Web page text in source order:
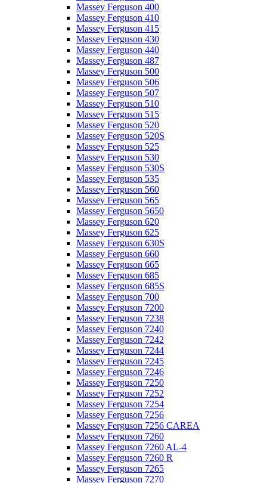
Massey Ferguson 400
Massey Ferguson 410
Massey Ferguson 415
Massey Ferguson 430
Massey Ferguson 440
Massey Ferguson 487
Massey Ferguson 500
Massey Ferguson 506
Massey Ferguson 507
Massey Ferguson 510
Massey Ferguson 515
Massey Ferguson 520
Massey Ferguson 520S
Massey Ferguson 525
Massey Ferguson 530
Massey Ferguson 530S
Massey Ferguson 535
Massey Ferguson 560
Massey Ferguson 565
Massey Ferguson 5650
Massey Ferguson 620
Massey Ferguson 625
Massey Ferguson 630S
Massey Ferguson 660
Massey Ferguson 665
Massey Ferguson 685
Massey Ferguson 685S
Massey Ferguson 700
Massey Ferguson 7200
Massey Ferguson 7238
Massey Ferguson 7240
Massey Ferguson 7242
Massey Ferguson 7244
Massey Ferguson 7245
Massey Ferguson 7246
Massey Ferguson 7250
Massey Ferguson 7252
Massey Ferguson 7254
Massey Ferguson 7256
Massey Ferguson 7256 CAREA
Massey Ferguson 7260
Massey Ferguson 7260 AL-4
Massey Ferguson 7260 R
Massey Ferguson 7265
Massey Ferguson 7270